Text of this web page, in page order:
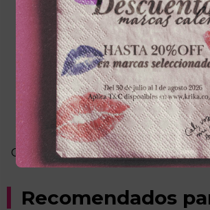
Cargando el
Escribe un
Agregar
Título
Más reciente
Cargando comentarios…
Recomendados